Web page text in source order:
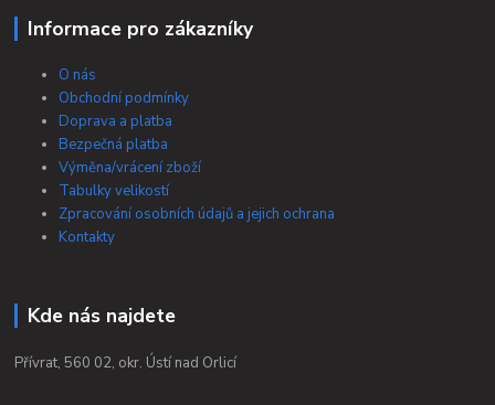
Informace pro zákazníky
O nás
Obchodní podmínky
Doprava a platba
Bezpečná platba
Výměna/vrácení zboží
Tabulky velikostí
Zpracování osobních údajů a jejich ochrana
Kontakty
Kde nás najdete
Přívrat, 560 02, okr. Ústí nad Orlicí